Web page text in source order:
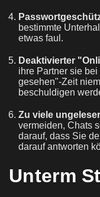
bestimmte
etwas faul.
Deaktivierter
ihre Partner sie
gesehen"-Zeit
beschuldigen
Zu viele
vermeiden, Chats
darauf, dass Sie
darauf antworten
Unterm